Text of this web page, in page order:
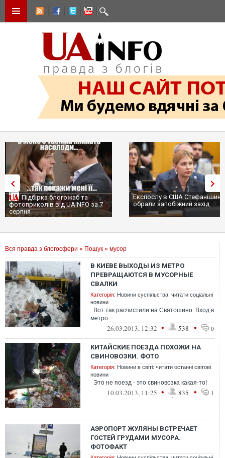
Підбірка блогожаб та
фотоприколів від UAINFO за 7
серпня
Експослу в США
обрали запобіжний захід
Вся правда з блогосфери » Пошук » мусор
В КИЕВЕ ВЫХОДЫ ИЗ МЕТРО
ПРЕВРАЩАЮТСЯ В МУСОРНЫЕ
СВАЛКИ
Категорія: Новини суспільства: читати соціальні
новини
Вот так расчистили на Святошино. Вход в
метро.
26.03.2013, 12:32 • 538 • 0
КИТАЙСКИЕ ПОЕЗДА ПОХОЖИ НА
СВИНОВОЗКИ. ФОТО
Категорія: Новини в світі: читати останні світові
новини
Это не поезд - это свиновозка какая-то!
10.03.2013, 11:25 • 835 • 1
АЭРОПОРТ ЖУЛЯНЫ ВСТРЕЧАЕТ
ГОСТЕЙ ГРУДАМИ МУСОРА.
ФОТОФАКТ